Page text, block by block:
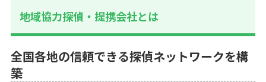
地域協力探偵・提携会社とは
全国各地の信頼できる探偵ネットワークを構
築